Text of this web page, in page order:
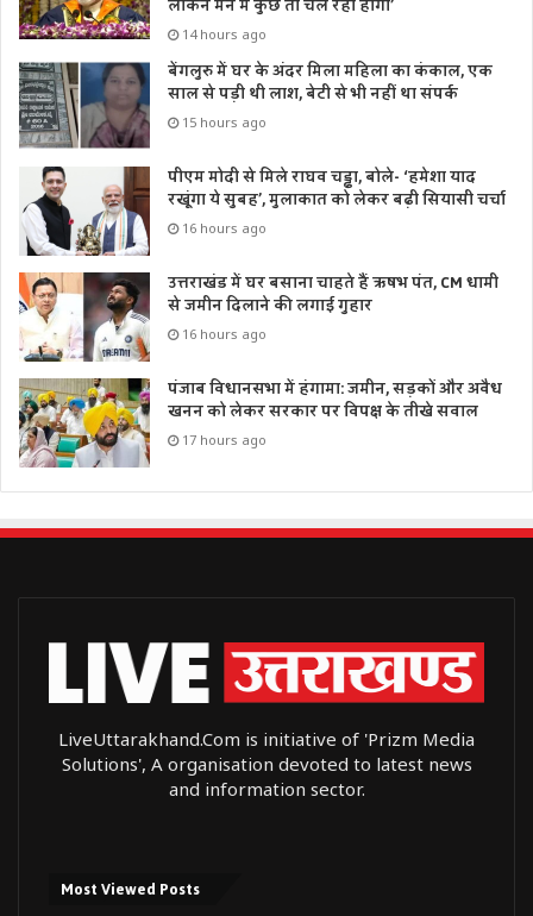
लेकिन मन में कुछ तो चल रहा होगा’
14 hours ago
बेंगलुरु में घर के अंदर मिला महिला का कंकाल, एक
साल से पड़ी थी लाश, बेटी से भी नहीं था संपर्क
15 hours ago
पीएम मोदी से मिले राघव चड्ढा, बोले- ‘हमेशा याद
रखूंगा ये सुबह’, मुलाकात को लेकर बढ़ी सियासी चर्चा
16 hours ago
उत्तराखंड में घर बसाना चाहते हैं ऋषभ पंत, CM धामी
से जमीन दिलाने की लगाई गुहार
16 hours ago
पंजाब विधानसभा में हंगामा: जमीन, सड़कों और अवैध
खनन को लेकर सरकार पर विपक्ष के तीखे सवाल
17 hours ago
LiveUttarakhand.Com is initiative of 'Prizm Media
Solutions', A organisation devoted to latest news
and information sector.
Most Viewed Posts